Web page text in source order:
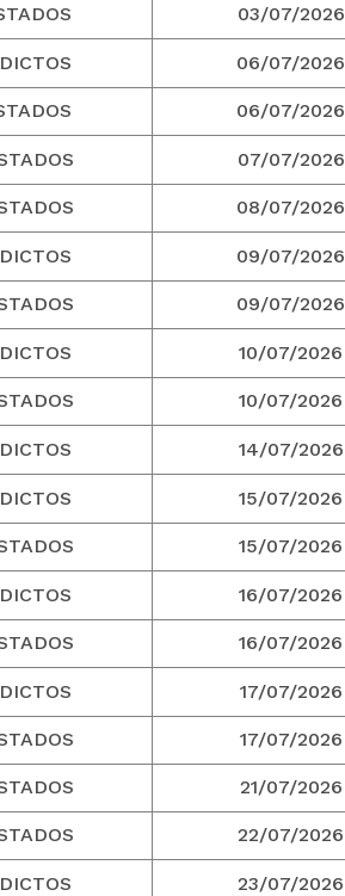
03/07/2026
06/07/2026
06/07/2026
07/07/2026
08/07/2026
09/07/2026
09/07/2026
10/07/2026
10/07/2026
14/07/2026
15/07/2026
15/07/2026
16/07/2026
16/07/2026
17/07/2026
17/07/2026
21/07/2026
22/07/2026
23/07/2026